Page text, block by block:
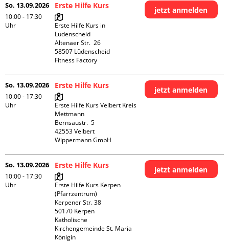
So. 13.09.2026
10:00 - 17:30
Uhr
Erste Hilfe Kurs
Erste Hilfe Kurs in
Lüdenscheid
Altenaer Str.  26
58507 Lüdenscheid
Fitness Factory
jetzt anmelden
So. 13.09.2026
10:00 - 17:30
Uhr
Erste Hilfe Kurs
Erste Hilfe Kurs Velbert Kreis
Mettmann
Bernsaustr.  5
42553 Velbert
Wippermann GmbH
jetzt anmelden
So. 13.09.2026
10:00 - 17:30
Uhr
Erste Hilfe Kurs
Erste Hilfe Kurs Kerpen
(Pfarrzentrum)
Kerpener Str. 38
50170 Kerpen
Katholische
Kirchengemeinde St. Maria
Königin
jetzt anmelden